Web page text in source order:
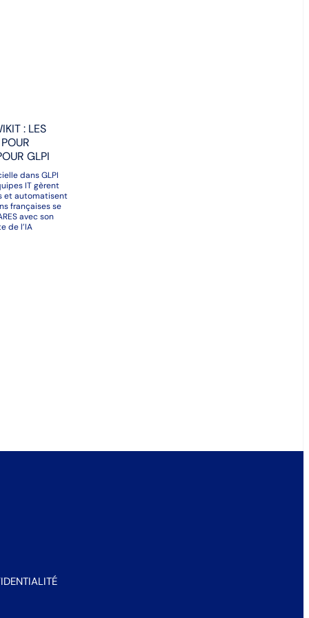
: LES
GLPI
dans GLPI
IT gèrent
et automatisent
françaises se
avec son
de l’IA